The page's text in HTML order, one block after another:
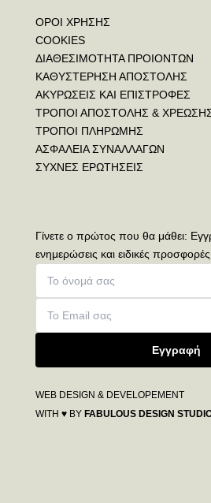
ΟΡΟΙ ΧΡΗΣΗΣ
COOKIES
ΔΙΑΘΕΣΙΜΟΤΗΤΑ ΠΡΟΙΟΝΤΩΝ
ΚΑΘΥΣΤΕΡΗΣΗ ΑΠΟΣΤΟΛΗΣ
ΑΚΥΡΩΣΕΙΣ ΚΑΙ ΕΠΙΣΤΡΟΦΕΣ
ΤΡΟΠΟΙ ΑΠΟΣΤΟΛΗΣ &
ΤΡΟΠΟΙ ΠΛΗΡΩΜΗΣ
ΑΣΦΑΛΕΙΑ ΣΥΝΑΛΛΑΓΩΝ
ΣΥΧΝΕΣ ΕΡΩΤΗΣΕΙΣ
Γίνετε ο πρώτος που θα μάθει:
ενημερώσεις και ειδικές
Εγγραφή
WEB DESIGN & DEVELOPEMENT
WITH ♥ BY FABULOUS DESIGN